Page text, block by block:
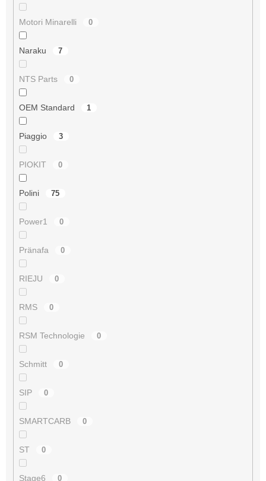
Motori Minarelli 0
Naraku 7
NTS Parts 0
OEM Standard 1
Piaggio 3
PIOKIT 0
Polini 75
Power1 0
Pränafa 0
RIEJU 0
RMS 0
RSM Technologie 0
Schmitt 0
SIP 0
SMARTCARB 0
ST 0
Stage6 0